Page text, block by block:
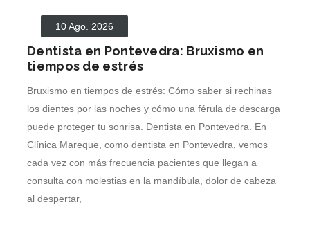
10 Ago. 2026
Dentista en Pontevedra: Bruxismo en
tiempos de estrés
Bruxismo en tiempos de estrés: Cómo saber si rechinas
los dientes por las noches y cómo una férula de descarga
puede proteger tu sonrisa. Dentista en Pontevedra. En
Clínica Mareque, como dentista en Pontevedra, vemos
cada vez con más frecuencia pacientes que llegan a
consulta con molestias en la mandíbula, dolor de cabeza
al despertar,